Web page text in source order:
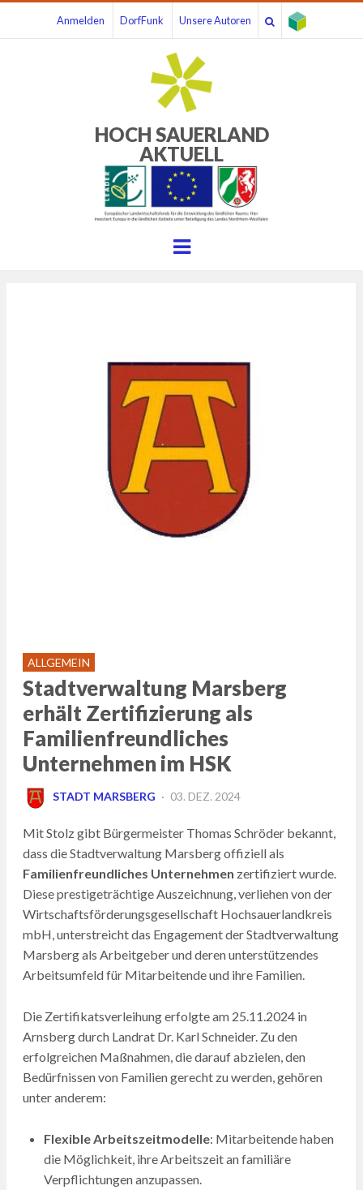
Anmelden DorfFunk Unsere Autoren
HOCH SAUERLAND
AKTUELL
Menu
ALLGEMEIN
Stadtverwaltung Marsberg
erhält Zertifizierung als
Familienfreundliches
Unternehmen im HSK
STADT MARSBERG
POSTED
03. DEZ. 2024
Mit Stolz gibt Bürgermeister Thomas Schröder bekannt,
dass die Stadtverwaltung Marsberg offiziell als
Familienfreundliches Unternehmen zertifiziert wurde.
Diese prestigeträchtige Auszeichnung, verliehen von der
Wirtschaftsförderungsgesellschaft Hochsauerlandkreis
mbH, unterstreicht das Engagement der Stadtverwaltung
Marsberg als Arbeitgeber und deren unterstützendes
Arbeitsumfeld für Mitarbeitende und ihre Familien.
Die Zertifikatsverleihung erfolgte am 25.11.2024 in
Arnsberg durch Landrat Dr. Karl Schneider. Zu den
erfolgreichen Maßnahmen, die darauf abzielen, den
Bedürfnissen von Familien gerecht zu werden, gehören
unter anderem:
Flexible Arbeitszeitmodelle: Mitarbeitende haben
die Möglichkeit, ihre Arbeitszeit an familiäre
Verpflichtungen anzupassen.